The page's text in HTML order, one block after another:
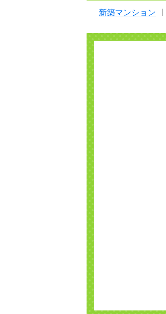
新築マンション